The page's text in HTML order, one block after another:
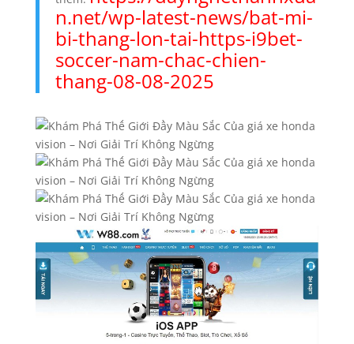
n.net/wp-latest-news/bat-mi-
bi-thang-lon-tai-https-i9bet-
soccer-nam-chac-chien-
thang-08-08-2025